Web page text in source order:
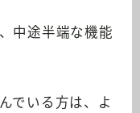
中途半端な機能
でいる方は、よ